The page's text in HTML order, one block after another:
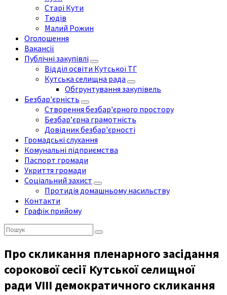
Старі Кути
Тюдів
Малий Рожин
Оголошення
Вакансії
Публічні закупівлі
Відділ освіти Кутської ТГ
Кутська селищна рада
Обгрунтування закупівель
Безбар'єрність
Створення безбар'єрного простору
Безбар’єрна грамотність
Довідник безбар'єрності
Громадські слухання
Комунальні підприємства
Паспорт громади
Укриття громади
Соціальний захист
Протидія домашньому насильству
Контакти
Графік прийому
Пошук:
Про скликання пленарного засідання
сорокової сесії Кутської селищної
ради VIII демократичного скликання